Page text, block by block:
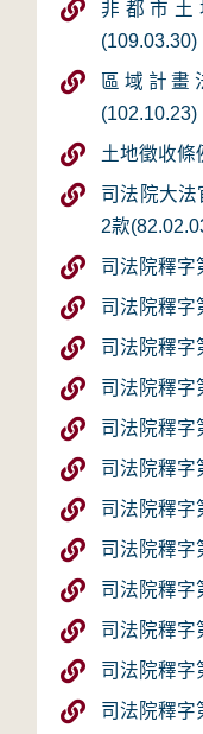
非都市
(109.03.30)
區域計畫
(102.10.23)
土地徵收條
司法院大法
2款
司法院釋字
司法院釋字
司法院釋字
司法院釋字
司法院釋字
司法院釋字
司法院釋字
司法院釋字
司法院釋字
司法院釋字
司法院釋字
司法院釋字